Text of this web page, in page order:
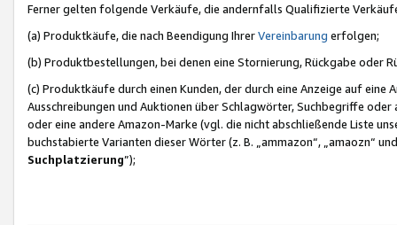
Ferner gelten folgende Verkäufe, die andernfalls Qualifizierte
(a) Produktkäufe, die nach Beendigung IhrerVereinbarung erfolgen;
(b) Produktbestellungen, bei denen eine Stornierung, Rückgabe oder
(c) Produktkäufe durch einen Kunden, der durch eine Anzeige auf
Ausschreibungen und Auktionen über Schlagwörter, Suchbegriffe
oder eine andere Amazon-Marke (vgl. die nicht abschließende Liste
buchstabierte Varianten dieser Wörter (z. B. „ammazon“, „amaozn“
Suchplatzierung”);